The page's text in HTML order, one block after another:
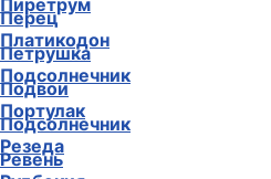
Пиретрум
Платикодон
Подсолнечник
Портулак
Резеда
Патиссон
Перец
Петрушка
Подвои
Подсолнечник